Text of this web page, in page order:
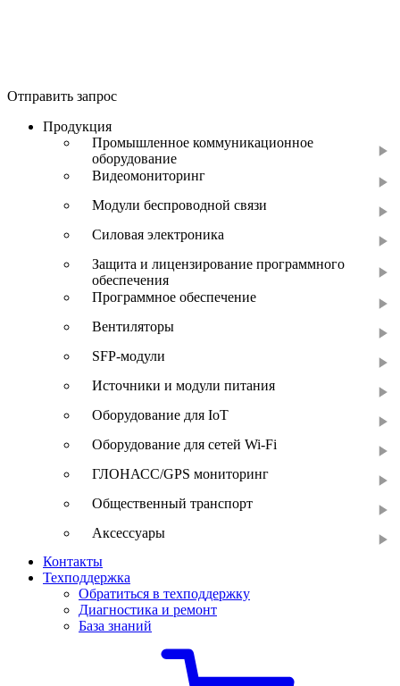
Отправить запрос
Продукция
Промышленное коммуникационное
оборудование
Видеомониторинг
Модули беспроводной связи
Силовая электроника
Защита и лицензирование программного
обеспечения
Программное обеспечение
Вентиляторы
SFP-модули
Источники и модули питания
Оборудование для IoT
Оборудование для сетей Wi-Fi
ГЛОНАСС/GPS мониторинг
Общественный транспорт
Аксессуары
Контакты
Техподдержка
Обратиться в техподдержку
Диагностика и ремонт
База знаний